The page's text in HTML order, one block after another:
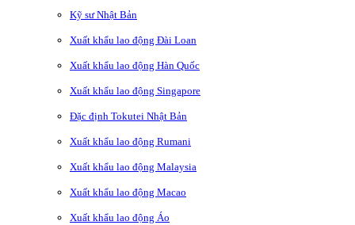
Kỹ sư Nhật Bản
Xuất khẩu lao động Đài Loan
Xuất khẩu lao động Hàn Quốc
Xuất khẩu lao động Singapore
Đặc định Tokutei Nhật Bản
Xuất khẩu lao động Rumani
Xuất khẩu lao động Malaysia
Xuất khẩu lao động Macao
Xuất khẩu lao động Áo